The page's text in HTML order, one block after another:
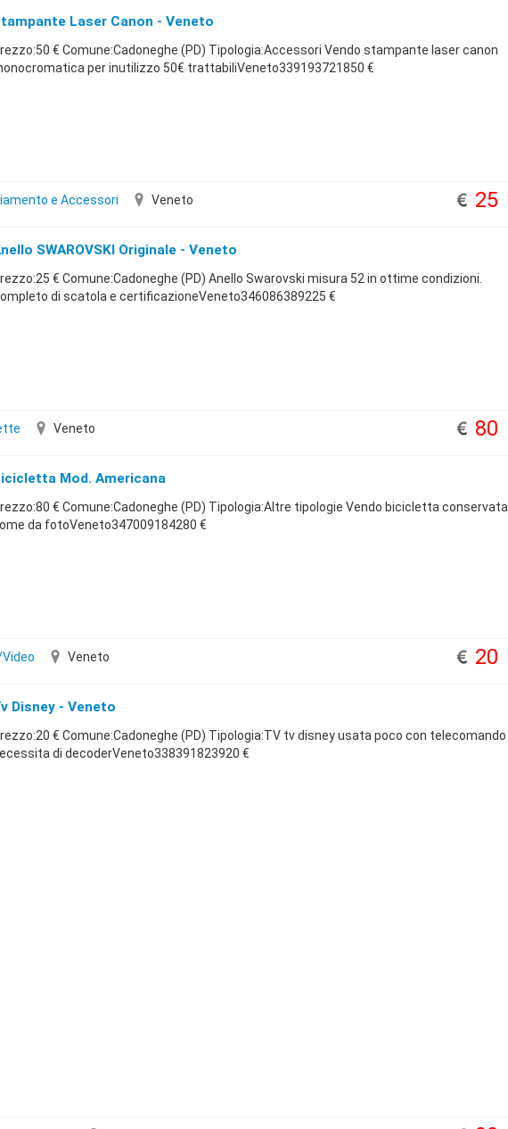
Laser Canon - Veneto
€ Comune:Cadoneghe (PD) Tipologia:Accessori Vendo stampante laser canon
per inutilizzo 50€ trattabiliVeneto339193721850 €
e Accessori Veneto 25
SWAROVSKI Originale - Veneto
€ Comune:Cadoneghe (PD) Anello Swarovski misura 52 in ottime condizioni.
di scatola e certificazioneVeneto346086389225 €
Veneto 80
Mod. Americana
€ Comune:Cadoneghe (PD) Tipologia:Altre tipologie Vendo bicicletta conservata
da fotoVeneto347009184280 €
Veneto 20
Disney - Veneto
€ Comune:Cadoneghe (PD) Tipologia:TV tv disney usata poco con telecomando
di decoderVeneto338391823920 €